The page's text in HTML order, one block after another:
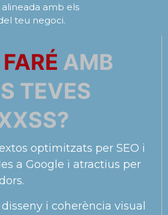
amb els
teu negoci.
AMB
TEVES
optimitzats per SEO i
a Google i atractius per
i coherència visual